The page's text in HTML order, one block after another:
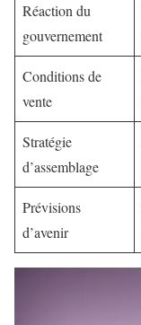
Réaction du
gouvernement
Conditions de
vente
Stratégie
d’assemblage
Prévisions
d’avenir